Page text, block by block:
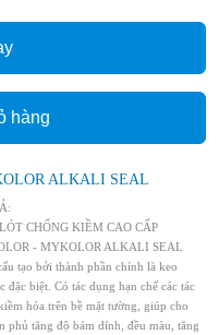
hàng
ALKALI SEAL
CHỐNG KIỀM CAO CẤP
- MYKOLOR ALKALI SEAL
tạo bởi thành phần chính là keo
đặc biệt. Có tác dụng hạn chế các tác
hóa trên bề mặt tường, giúp cho
phủ tăng độ bám dính, đều màu, tăng